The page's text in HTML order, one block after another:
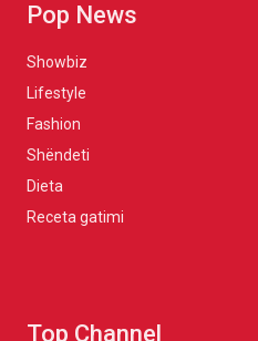
Pop News
Showbiz
Lifestyle
Fashion
Shëndeti
Dieta
Receta gatimi
Top Channel